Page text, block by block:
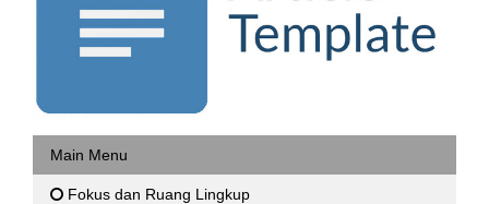
Main Menu
Fokus dan Ruang Lingkup